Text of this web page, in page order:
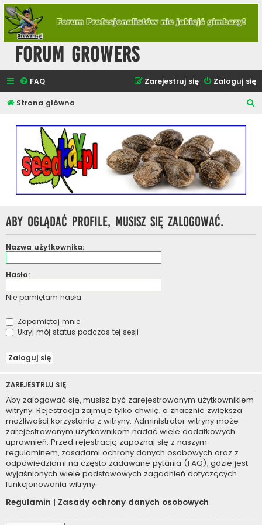
Forum Growers
FAQ Zaloguj się
Zarejestruj się
Strona główna
Aby oglądać profile, musisz się zalogować.
Nazwa użytkownika:
Hasło:
Nie pamiętam hasła
Zapamiętaj mnie
Ukryj mój status podczas tej sesji
ZAREJESTRUJ SIĘ
Aby zalogować się, musisz być zarejestrowanym użytkownikiem
witryny. Rejestracja zajmuje tylko chwilę, a znacznie zwiększa
możliwości korzystania z witryny. Administrator witryny może
zarejestrowanym użytkownikom nadać wiele dodatkowych
uprawnień. Przed rejestracją zapoznaj się z naszym
regulaminem, zasadami ochrony danych osobowych oraz z
odpowiedziami na często zadawane pytania (FAQ), gdzie jest
wyjaśnionych wiele podstawowych zagadnień dotyczących
funkcjonowania witryny.
Regulamin | Zasady ochrony danych osobowych